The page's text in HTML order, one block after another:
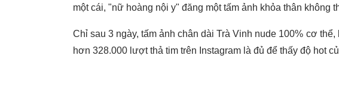
một cái, "nữ hoàng nội y" đăng một tấm ảnh khỏa thân không
Chỉ sau 3 ngày, tấm ảnh chân dài Trà Vinh nude 100% cơ
hơn 328.000 lượt thả tim trên Instagram là đủ để thấy độ hot